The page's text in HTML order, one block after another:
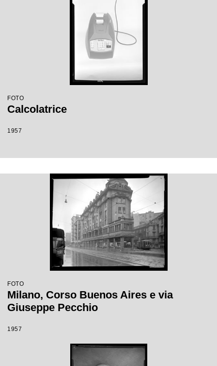
FOTO
Calcolatrice
1957
FOTO
Milano, Corso Buenos Aires e via
Giuseppe Pecchio
1957